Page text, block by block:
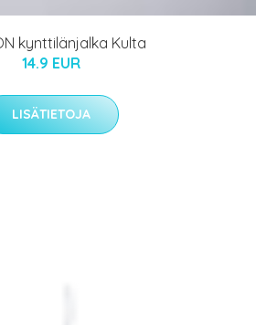
kynttilänjalka Kulta
14.9 EUR
LISÄTIETOJA